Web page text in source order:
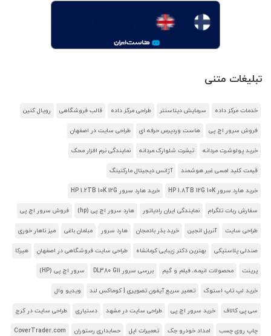
تبلیغات متنی
خدمات مرکز داده سرمایش دیتاسنتر طراحی مرکز داده قالب فروشگاهی رویال کنین
فروش سرور اچ پی هاست وردپرس حرفه ای طراحی سایت در اصفهان
خرید پولوشرت مردانه تیشرت شلوارک مردانه نمایندگی نرم افزار محک
قیمت کلید لمسی غیر هوشمند آژانس دیجیتال مارکتینگ
خرید هارد سرور HP 1.8TB 12G 10K خرید هارد سرور HP 1.2TB 10K 12G
سفارش ربات تلگرام نمایندگی ایران رادیاتور هارد سرور اچ پی (hp) فروش سرور اچ پی
طراحی سایت آنریل انجین خرید بذر بادمجان هارد سرور مبلمان باغی میز ناهار خوری
صندلی پلاستیکی بهترین دکتر زیبایی کرمانشاه طراحی سایت فروشگاهی در اصفهان هیرکا
پرینت محصولات انیمه، فیلم و گیم بررسی سرور DL380 G11 سرور اچ پی (HP)
خرید لپ تاپ استوک تعمیر سریع آیفون تصویری | کوماکس لند ویدیو وال
سی پی کالاف خرید سرور اچ پی طراحی سایت در مشهد دستیاری طراحی سایت در کرج
چاپ روی چسب امداد خودرو جک تعمیرات اپل حسابداری رستوران CoverTrader.com